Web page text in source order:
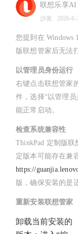
联想乐享AI
沙发 2026-6-
您提到在 Windows
版联想管家后无法
以管理员身份运行
右键点击联想管家
件，选择“以管理
能正常启动。
检查系统兼容性
ThinkPad 定制版联
定版本可能存在兼
https://
版，确保安装的是
重新安装联想管家
卸载当前安装的